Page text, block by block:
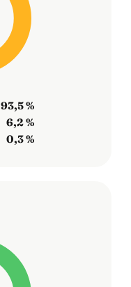
93,5 %
6,2 %
0,3 %